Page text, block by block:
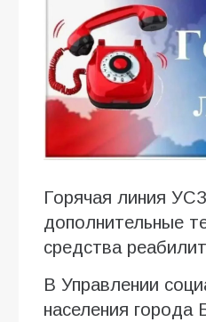
Горячая линия
дополнительные
средства
В Управлении
населения города